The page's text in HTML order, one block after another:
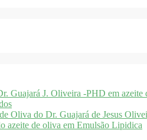
Guajará J. Oliveira -PHD em azeite
Oliva do Dr. Guajará de Jesus
azeite de oliva em Emulsão Lipidica